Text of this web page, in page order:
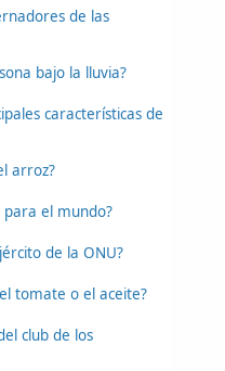
de las
bajo la lluvia?
características de
arroz?
el mundo?
de la ONU?
tomate o el aceite?
club de los